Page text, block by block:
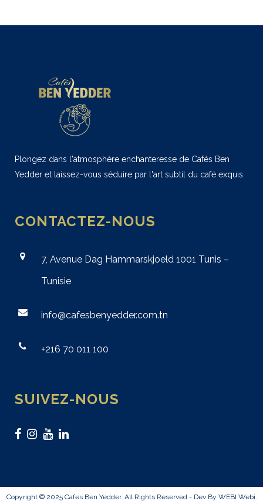
Plongez dans l'atmosphère enchanteresse de Cafés Ben
Yedder et laissez-vous séduire par l'art subtil du café exquis.
CONTACTEZ-NOUS
7, Avenue Dag Hammarskjoeld 1001 Tunis –
Tunisie
info@cafesbenyedder.com.tn
+216 70 011 100
SUIVEZ-NOUS
Copyright © 2025 Cafes Ben Yedder. All Rights Reserved - Dev By WEBI Webi.